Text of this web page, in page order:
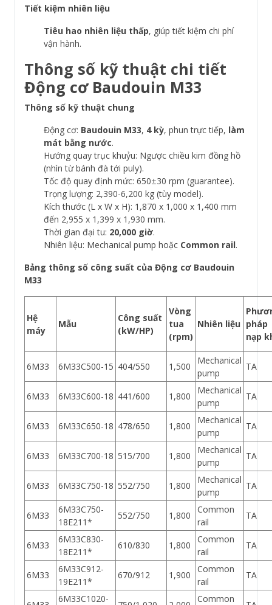
Tiết kiệm nhiên liệu
Tiêu hao nhiên liệu thấp, giúp tiết kiệm chi phí
vận hành.
Thông số kỹ thuật chi tiết
Động cơ Baudouin M33
Thông số kỹ thuật chung
Động cơ: Baudouin M33, 4 kỳ, phun trực tiếp, làm
mát bằng nước.
Hướng quay trục khuỷu: Ngược chiều kim đồng hồ
(nhìn từ bánh đà tới puly).
Tốc độ quay định mức: 650±30 rpm (guarantee).
Trọng lượng: 2,390-6,200 kg (tùy model).
Kích thước (L x W x H): 1,870 x 1,000 x 1,400 mm
đến 2,955 x 1,399 x 1,930 mm.
Thời gian đại tu: 20,000 giờ.
Nhiên liệu: Mechanical pump hoặc Common rail.
Bảng thông số công suất của Động cơ Baudouin
M33
Hệ
máy
Mẫu
Công suất
(kW/HP)
Vòng
tua
(rpm)
Nhiên liệu pháp
nạp
6M33 6M33C500-15 404/550 1,500
Mechanical
pump
TA
6M33 6M33C600-18 441/600 1,800
Mechanical
pump
TA
6M33 6M33C650-18 478/650 1,800
Mechanical
pump
TA
6M33 6M33C700-18 515/700 1,800
Mechanical
pump
TA
6M33 6M33C750-18 552/750 1,800
Mechanical
pump
TA
6M33
6M33C750-
18E211*
552/750 1,800
Common
rail
TA
6M33
6M33C830-
18E211*
610/830 1,800
Common
rail
TA
6M33
6M33C912-
19E211*
670/912 1,900
Common
rail
TA
6M33C1020- Common